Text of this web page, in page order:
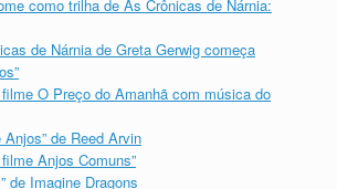
como trilha de As Crônicas de Nárnia:
de Nárnia de Greta Gerwig começa
filme O Preço do Amanhã com música do
Anjos” de Reed Arvin
Anjos Comuns”
de Imagine Dragons